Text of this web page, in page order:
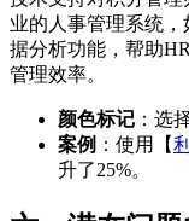
业的人事管理系统，
据分析功能，帮助
管理效率。
颜色标记 ：选
案例 ：使用【
升了25%。